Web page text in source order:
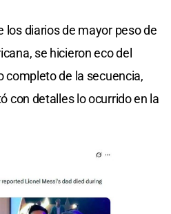
los diarios de mayor peso de
se hicieron eco del
completo de la secuencia,
con detalles lo ocurrido en la